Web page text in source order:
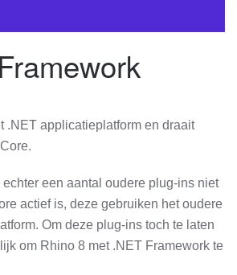
.NET applicatieplatform en draait
een aantal oudere plug-ins niet
actief is, deze gebruiken het oudere
Om deze plug-ins toch te laten
om Rhino 8 met .NET Framework te